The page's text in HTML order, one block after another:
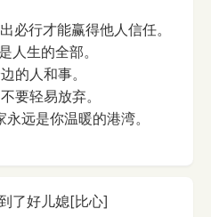
必行才能赢得他人信任。
人生的全部。
的人和事。
要轻易放弃。
远是你温暖的港湾。
了好儿媳[比心]